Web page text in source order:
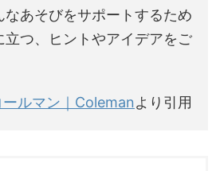
なあそびをサポートするため
立つ、ヒントやアイデアをご
ールマン｜Colemanより引用